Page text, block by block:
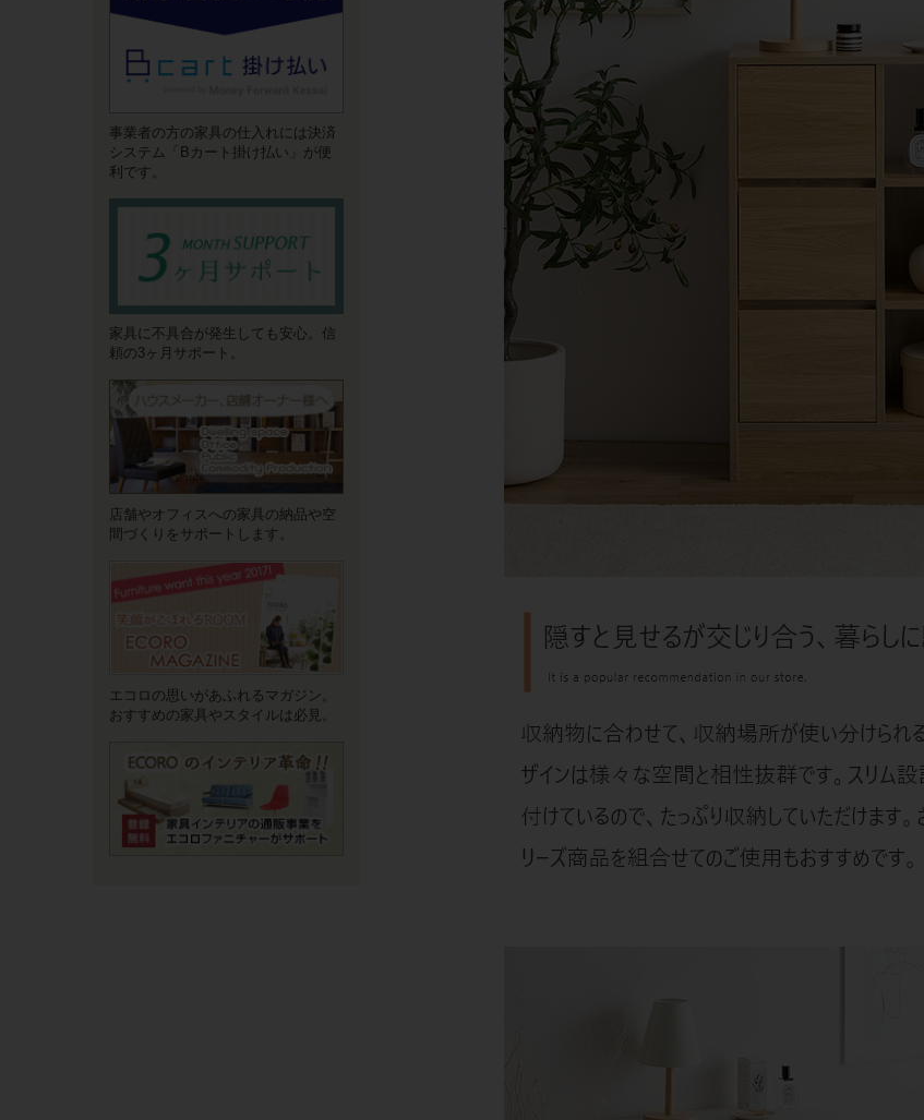
事業者の方の家具の仕入れには決済
システム「Bカート掛け払い」が便
利です。
家具に不具合が発生しても安心。信
頼の3ヶ月サポート。
店舗やオフィスへの家具の納品や空
間づくりをサポートします。
エコロの思いがあふれるマガジン。
おすすめの家具やスタイルは必見。